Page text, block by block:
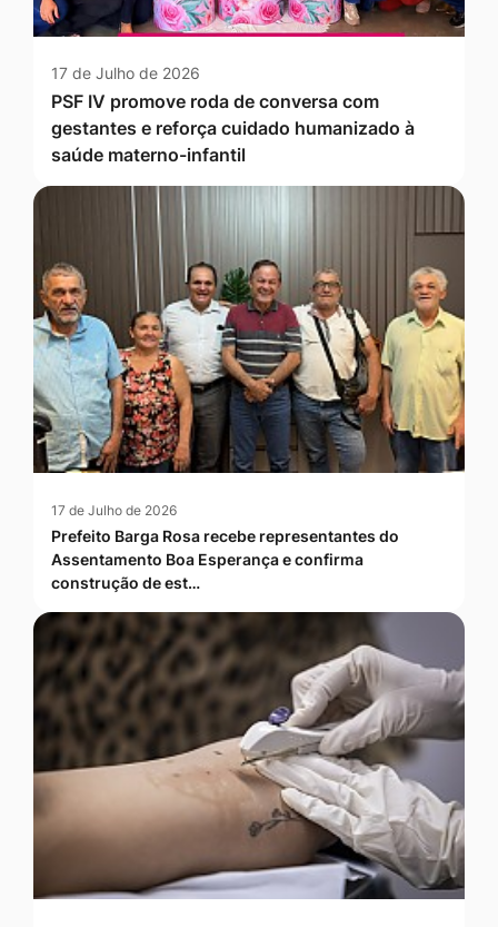
17 de Julho de 2026
PSF IV promove roda de conversa com
gestantes e reforça cuidado humanizado à
saúde materno-infantil
17 de Julho de 2026
Prefeito Barga Rosa recebe representantes do
Assentamento Boa Esperança e confirma
construção de est…